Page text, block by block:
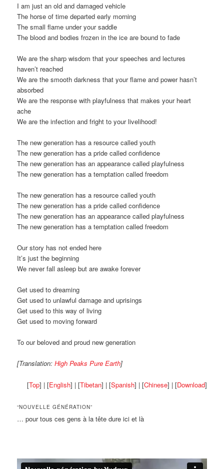
I am just an old and damaged vehicle
The horse of time departed early morning
The small flame under your saddle
The blood and bodies frozen in the ice are bound to fade
We are the sharp wisdom that your speeches and lectures
haven’t reached
We are the smooth darkness that your flame and power hasn’t
absorbed
We are the response with playfulness that makes your heart
ache
We are the infection and fright to your livelihood!
The new generation has a resource called youth
The new generation has a pride called confidence
The new generation has an appearance called playfulness
The new generation has a temptation called freedom
The new generation has a resource called youth
The new generation has a pride called confidence
The new generation has an appearance called playfulness
The new generation has a temptation called freedom
Our story has not ended here
It’s just the beginning
We never fall asleep but are awake forever
Get used to dreaming
Get used to unlawful damage and uprisings
Get used to this way of living
Get used to moving forward
To our beloved and proud new generation
[Translation:High Peaks Pure Earth]
[Top] | [English] | [Tibetan] | [Spanish] | [Chinese] | [Download]
“NOUVELLE GÉNÉRATION”
… pour tous ces gens à la tête dure ici et là